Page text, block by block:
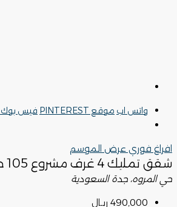
واتس اب موقع PINTEREST فيس بوك
افراغ فوري عرض الموسم
شقق تمليك 4 غرف مشروع 105 حي المروة
حي المروه، جدة السعودية
490,000 ريـال